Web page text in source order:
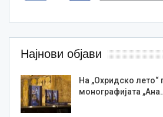
Најнови објави
На „Охридско
монографијата